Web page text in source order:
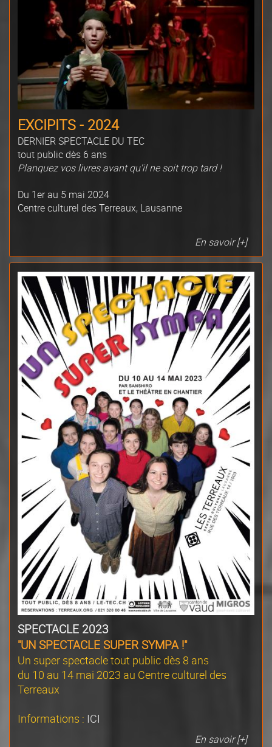
EXCIPITS - 2024
DERNIER SPECTACLE DU TEC
tout public dès 6 ans
Planquez vos livres avant qu'il ne soit trop tard !
Du 1er au 5 mai 2024
Centre culturel des Terreaux, Lausanne
En savoir [+]
SPECTACLE 2023
"UN SPECTACLE SUPER SYMPA !"
Un super spectacle tout public dès 8 ans
du 10 au 14 mai 2023 au Centre culturel des
Terreaux
Informations : ICI
En savoir [+]